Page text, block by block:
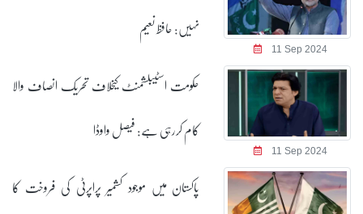
11 Sep 2024
نہیں: حافظ نعیم
11 Sep 2024
حکومت اسٹیبلشمنٹ کیخلاف تحریک انصاف والا
کام کررہی ہے: فیصل واوڈا
پاکستان میں موجود کشمیر پراپرٹی کی فروخت کا